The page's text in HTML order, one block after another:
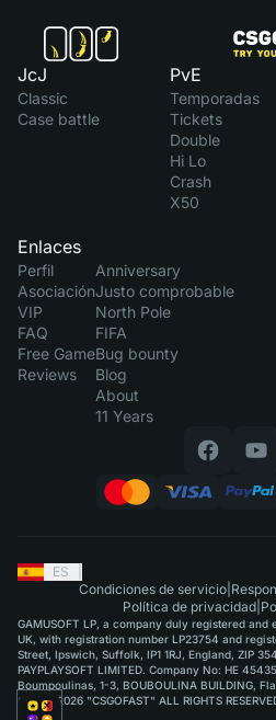
JcJ
Classic
Case battle
PvE
Temporadas
Tickets
Double
Hi Lo
Crash
X50
Enlaces
Perfil
Asociación
VIP
FAQ
Free Game
Reviews
Anniversary
Justo comprobable
North Pole
FIFA
Bug bounty
Blog
About
11 Years
ES
Condiciones de servicio|
Política de privacidad|
GAMUSOFT LP, a company duly registered and
UK, with registration number LP23754 and
Street, Ipswich, Suffolk, IP1 1RJ, England, ZIP
PAYPLAYSOFT LIMITED. Company No: HE
Boumpoulinas, 1-3, BOUBOULINA BUILDING,
©2015-2026 "CSGOFAST" ALL RIGHTS